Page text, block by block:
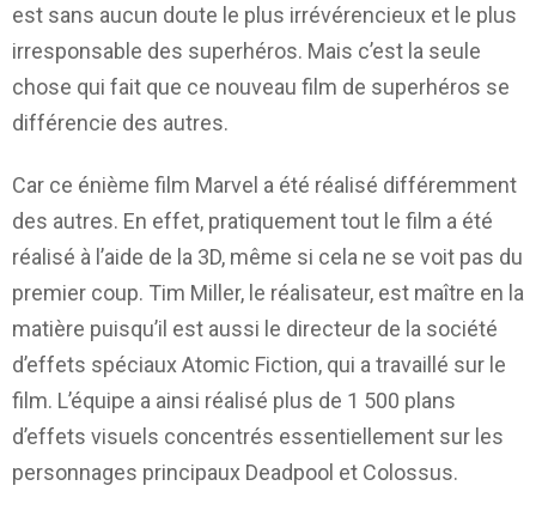
est sans aucun doute le plus irrévérencieux et le plus
irresponsable des superhéros. Mais c’est la seule
chose qui fait que ce nouveau film de superhéros se
différencie des autres.
Car ce énième film Marvel a été réalisé différemment
des autres. En effet, pratiquement tout le film a été
réalisé à l’aide de la 3D, même si cela ne se voit pas du
premier coup. Tim Miller, le réalisateur, est maître en la
matière puisqu’il est aussi le directeur de la société
d’effets spéciaux Atomic Fiction, qui a travaillé sur le
film. L’équipe a ainsi réalisé plus de 1 500 plans
d’effets visuels concentrés essentiellement sur les
personnages principaux Deadpool et Colossus.